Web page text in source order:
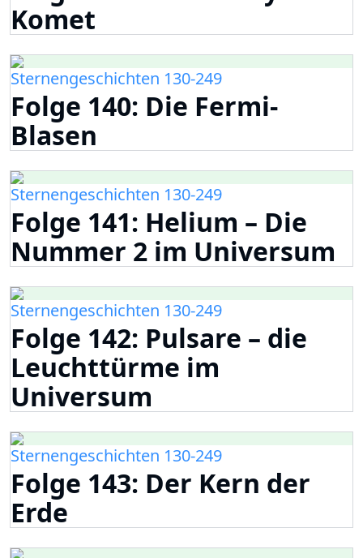
Komet
Sternengeschichten 130-249
Folge 140: Die Fermi-
Blasen
Sternengeschichten 130-249
Folge 141: Helium – Die
Nummer 2 im Universum
Sternengeschichten 130-249
Folge 142: Pulsare – die
Leuchttürme im
Universum
Sternengeschichten 130-249
Folge 143: Der Kern der
Erde